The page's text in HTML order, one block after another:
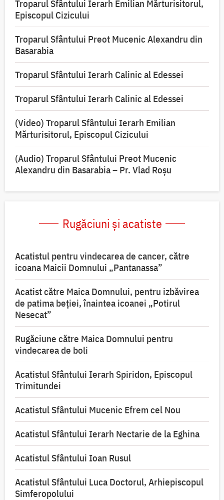
Troparul Sfântului Ierarh Emilian Mărturisitorul,
Episcopul Cizicului
Troparul Sfântului Preot Mucenic Alexandru din
Basarabia
Troparul Sfântului Ierarh Calinic al Edessei
Troparul Sfântului Ierarh Calinic al Edessei
(Video) Troparul Sfântului Ierarh Emilian
Mărturisitorul, Episcopul Cizicului
(Audio) Troparul Sfântului Preot Mucenic
Alexandru din Basarabia – Pr. Vlad Roșu
Rugăciuni și acatiste
Acatistul pentru vindecarea de cancer, către
icoana Maicii Domnului „Pantanassa”
Acatist către Maica Domnului, pentru izbăvirea
de patima beției, înaintea icoanei „Potirul
Nesecat”
Rugăciune către Maica Domnului pentru
vindecarea de boli
Acatistul Sfântului Ierarh Spiridon, Episcopul
Trimitundei
Acatistul Sfântului Mucenic Efrem cel Nou
Acatistul Sfântului Ierarh Nectarie de la Eghina
Acatistul Sfântului Ioan Rusul
Acatistul Sfântului Luca Doctorul, Arhiepiscopul
Simferopolului